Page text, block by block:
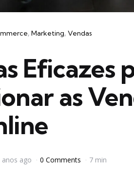
Marketing Vendas
Eficazes
as
anos ago 0 Comments 7 min